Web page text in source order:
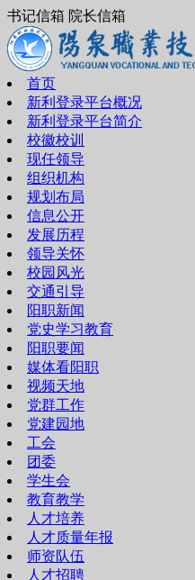
书记信箱 院长信箱
首页
新利登录平台概况
新利登录平台简介
校徽校训
现任领导
组织机构
规划布局
信息公开
发展历程
领导关怀
校园风光
交通引导
阳职新闻
党史学习教育
阳职要闻
媒体看阳职
视频天地
党群工作
党建园地
工会
团委
学生会
教育教学
人才培养
人才质量年报
师资队伍
人才招聘